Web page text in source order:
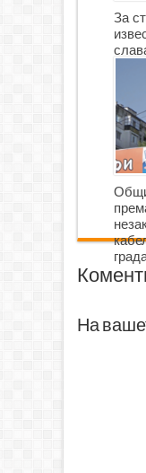
За
На